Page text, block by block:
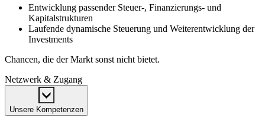
Entwicklung passender Steuer-, Finanzierungs- und
Kapitalstrukturen
Laufende dynamische Steuerung und Weiterentwicklung der
Investments
Chancen, die der Markt sonst nicht bietet.
Netzwerk & Zugang
Unsere Kompetenzen